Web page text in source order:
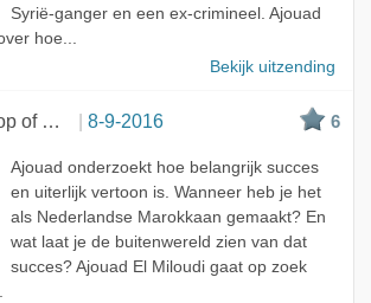
Syrië-ganger en een ex-crimineel. Ajouad
hoe...
Bekijk uitzending
Ajouad: kaaskop of mocro? 8-9-2016 6
Ajouad onderzoekt hoe belangrijk succes
en uiterlijk vertoon is. Wanneer heb je het
als Nederlandse Marokkaan gemaakt? En
wat laat je de buitenwereld zien van dat
succes? Ajouad El Miloudi gaat op zoek